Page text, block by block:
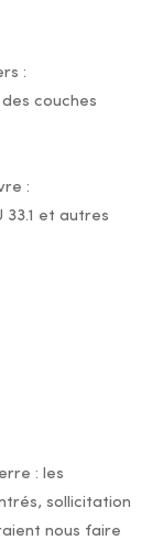
:
couches
:
33.1 et autres
: les
sollicitation
nous faire